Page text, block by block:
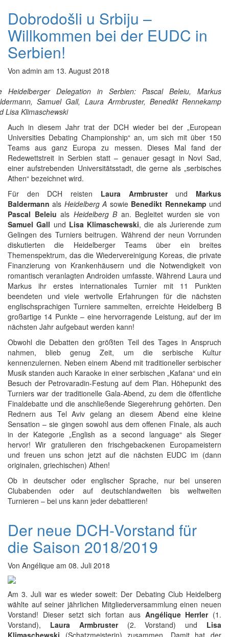
Dobrodošli u Srbiju –
Willkommen bei der EUDC in
Serbien!
Von admin am 13. August 2018
Heidelberger Delegation in Serbien: Pascal Beleiu, Markus
Samuel Gall, Laura Armbruster, Benedikt Rennekamp
Lisa Klimaschewski
Auch in diesem Jahr trat der DCH wieder bei der „European
Universities Debating Championship“ an, um sich mit über 150
Teams aus ganz Europa zu messen. Dieses Mal fand der
Redewettstreit in Serbien statt – genauer gesagt in Novi Sad,
einer aufstrebenden Universitätsstadt, die gerne als „serbisches
Athen“ bezeichnet wird.
Für den DCH reisten Laura Armbrusterund Markus
Baldermann als Heidelberg A sowie Benedikt Rennekamp und
Pascal Beleiu als Heidelberg Ban. Begleitet wurden sie von
Samuel Gall und Lisa Klimaschewski, die als Jurierende zum
Gelingen des Turniers beitrugen. Während der neun Vorrunden
diskutierten die Heidelberger Teams über ein breites
Themenspektrum, das die Wiedervereinigung Koreas, die private
Finanzierung von Krankenhäusern und die Notwendigkeit von
romantisch veranlagten Androiden umfasste. Während Laura und
Markus ihr erstes internationales Turnier mit 11 Punkten
beendeten und viele wertvolle Erfahrungen für die nächsten
englischsprachigen Turniere sammelten, erreichte Heidelberg B
großartige 14 Punkte – eine hervorragende Leistung, auf der im
nächsten Jahr aufgebaut werden kann!
Obwohl die Debatten den größten Teil des Tages in Anspruch
nahmen, blieb genug Zeit, um die serbische Kultur
kennenzulernen. Neben einem Abend mit traditioneller serbischer
Musik standen auch Karaoke in einer serbischen „Kafana“ und ein
Besuch der Petrovaradin-Festung auf dem Plan. Höhepunkt des
Turniers war der traditionelle Gala-Abend, zu dem die öffentliche
Finaldebatte und die anschließende Siegerehrung gehörten. Den
Rednern aus Tel Aviv gelang an diesem Abend eine kleine
Sensation – sie gingen sowohl aus dem offenen Finale, als auch
in der Kategorie „English as a second language“ als Sieger
hervor! Wir gratulieren den frischgebackenen Europameistern
und freuen uns schon jetzt auf die nächsten EUDC im (dann
originalen, griechischen) Athen!
Ob in deutscher oder englischer Sprache, nur bei unseren
Clubabenden oder auf deutschlandweiten bis weltweiten
Turnieren – bei uns kann jeder debattieren!
Der neue DCH-Vorstand für
die Saison 2018/2019
Von Angélique am 08. Juli 2018
Am 3. Juli war es wieder soweit: Der Debating Club Heidelberg
wählte auf seiner jährlichen Mitgliederversammlung einen neuen
Vorstand! Dieser setzt sich fortan aus Angélique Herrler(1.
Vorstand), Laura Armbruster(2. Vorstand) und Lisa
Klimaschewski (Schatzmeisterin) zusammen. Damit hat der